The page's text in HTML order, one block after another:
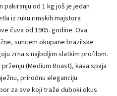
od 1 kg još je jedan
iz ruku rimskih majstora
čuva od 1905. godine. Ova
suncem okupane brazilske
zrna s najboljim slatkim profilom.
(Medium Roast), kava spaja
prirodnu eleganciju
za sve koji traže duboki okus